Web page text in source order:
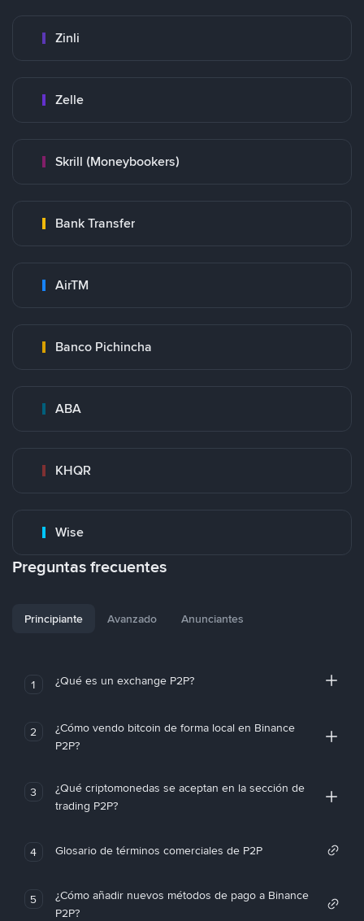
Zinli
Zelle
Skrill (Moneybookers)
Bank Transfer
AirTM
Banco Pichincha
ABA
KHQR
Wise
Preguntas frecuentes
Principiante Avanzado Anunciantes
1 ¿Qué es un exchange P2P?
2
¿Cómo vendo bitcoin de forma local en Binance
P2P?
3
¿Qué criptomonedas se aceptan en la sección de
trading P2P?
4 Glosario de términos comerciales de P2P
5
¿Cómo añadir nuevos métodos de pago a Binance
P2P?